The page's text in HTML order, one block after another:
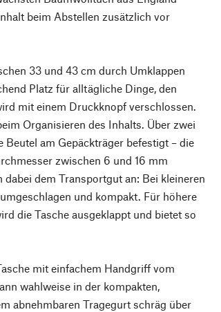
beim Abstellen zusätzlich vor
33 und 43 cm durch Umklappen
Platz für alltägliche Dinge, den
mit einem Druckknopf verschlossen.
Organisieren des Inhalts. Über zwei
am Gepäckträger befestigt – die
zwischen 6 und 16 mm
dabei dem Transportgut an: Bei kleineren
und kompakt. Für höhere
die Tasche ausgeklappt und bietet so
mit einfachem Handgriff vom
wahlweise in der kompakten,
abnehmbaren Tragegurt schräg über